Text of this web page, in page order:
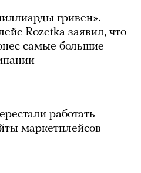
гривен».
Rozetka заявил, что
самые большие
работать
маркетплейсов